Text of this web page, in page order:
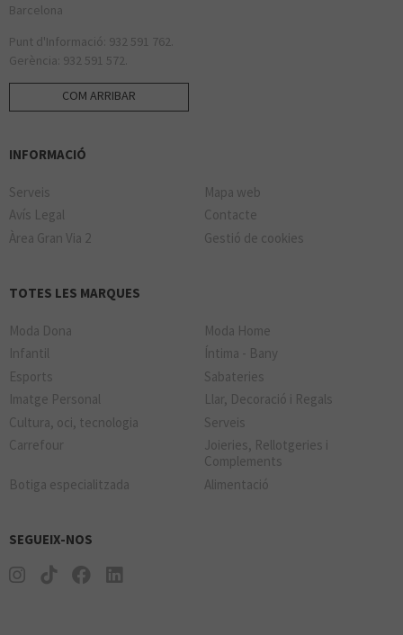
Barcelona
Punt d'Informació: 932 591 762.
Gerència: 932 591 572.
COM ARRIBAR
INFORMACIÓ
Serveis
Mapa web
Avís Legal
Contacte
Àrea Gran Via 2
Gestió de cookies
TOTES LES MARQUES
Moda Dona
Moda Home
Infantil
Íntima - Bany
Esports
Sabateries
Imatge Personal
Llar, Decoració i Regals
Cultura, oci, tecnologia
Serveis
Carrefour
Joieries, Rellotgeries i
Complements
Botiga especialitzada
Alimentació
SEGUEIX-NOS